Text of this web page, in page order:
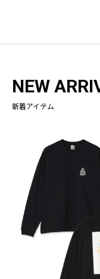
NEW
新着アイテム